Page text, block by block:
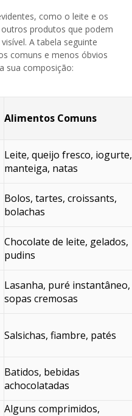
como o leite e os
produtos que podem
A tabela seguinte
comuns e menos óbvios
sua composição:
Alimentos Comuns
Leite, queijo fresco, iogurte,
manteiga, natas
Bolos, tartes, croissants,
bolachas
Chocolate de leite, gelados,
pudins
Lasanha, puré instantâneo,
sopas cremosas
Salsichas, fiambre, patés
Batidos, bebidas
achocolatadas
Alguns comprimidos,